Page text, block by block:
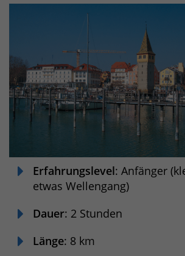
Erfahrungslevel: Anfänger
etwas Wellengang)
Dauer: 2 Stunden
Länge: 8 km